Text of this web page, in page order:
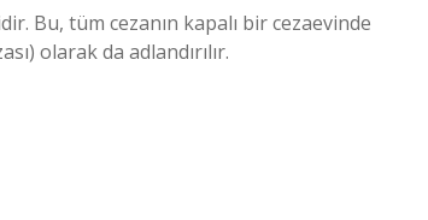
Bu, tüm cezanın kapalı bir cezaevinde
olarak da adlandırılır.